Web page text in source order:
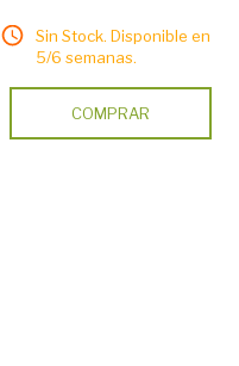
Sin Stock. Disponible en
5/6 semanas.
COMPRAR